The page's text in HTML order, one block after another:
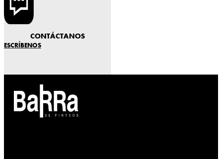
CONTÁCTANOS
ESCRÍBENOS